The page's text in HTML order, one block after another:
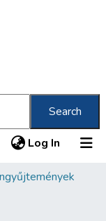
Search
Log In (current)